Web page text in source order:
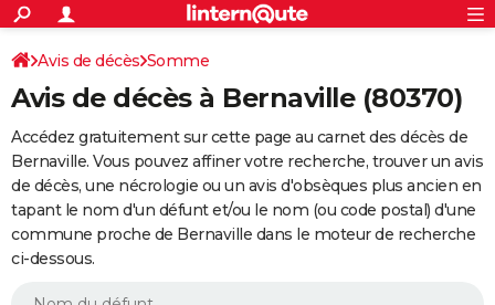
ACTUALITÉS
Politique
Société
Faits Divers
Education
Monde
Villes
+
SPORT
Coupe du monde 2026
Football
Tennis
Cyclisme
Rugby
Forum
Programme TV
TNT
Streaming
Cinéma
Sorties cinéma
Musique
+
FINANCE
Retraite
Epargne
Immobilier
Risques naturels par ville
Assurance
AUTO
Essais
Réserver un essai
Citadines
Berlines
SUV
Forum auto
+HIGH-TECH
BRICOLAGE
Avis de décès Somme
Avis de décès à Bernaville (80370)
Accédez gratuitement sur cette page au carnet des décès de
Bernaville. Vous pouvez affiner votre recherche, trouver un avis
de décès, une nécrologie ou un avis d'obsèques plus ancien en
tapant le nom d'un défunt et/ou le nom (ou code postal) d'une
commune proche de Bernaville dans le moteur de recherche
ci-dessous.